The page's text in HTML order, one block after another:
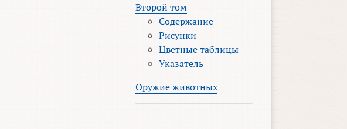
Второй том
Содержание
Рисунки
Цветные таблицы
Указатель
Оружие животных